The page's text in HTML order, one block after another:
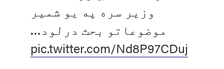
وزیر سره په یو شمیر
موضوعاتو بحث درلود…
pic.twitter.com/Nd8P97CDuj